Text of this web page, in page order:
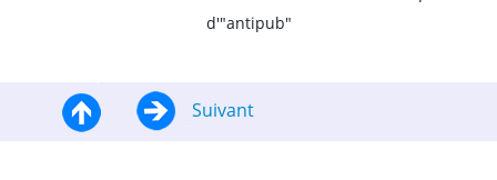
d'"antipub"
Suivant